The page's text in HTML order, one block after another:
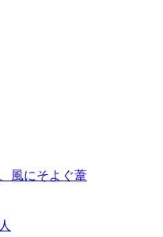
風にそよぐ葦